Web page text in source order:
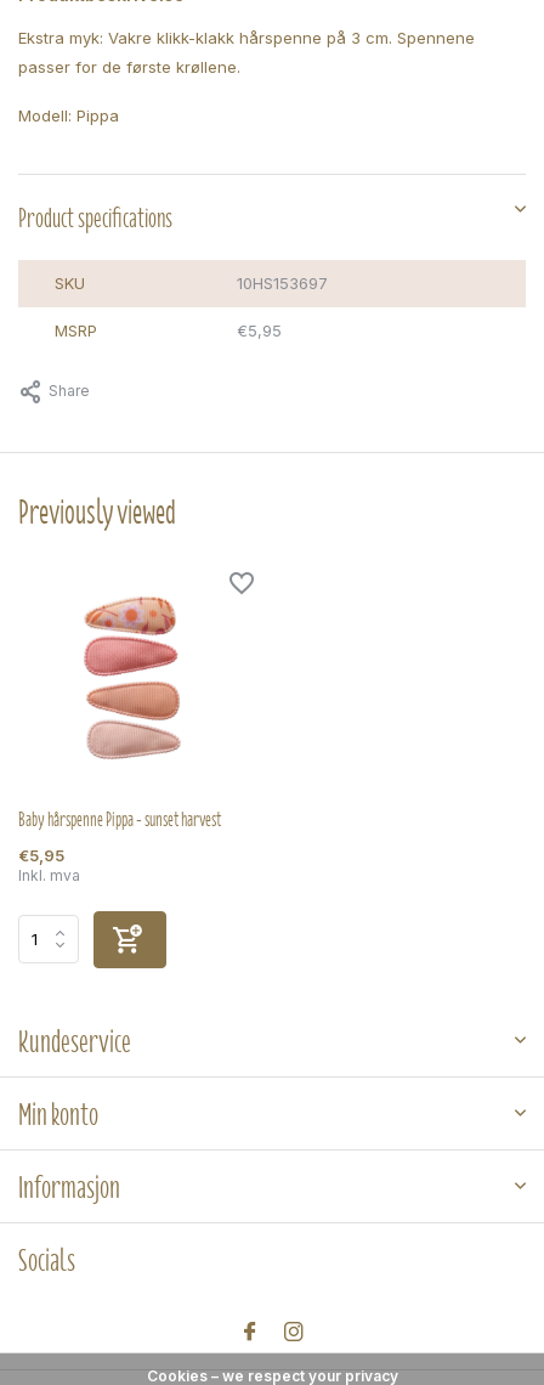
Ekstra myk: Vakre klikk-klakk hårspenne på 3 cm. Spennene
passer for de første krøllene.
Modell: Pippa
Product specifications
SKU 10HS153697
MSRP €5,95
Share
Previously viewed
Baby hårspenne Pippa - sunset harvest
€5,95
Inkl. mva
Kundeservice
Min konto
Informasjon
Socials
Cookies – we respect your privacy